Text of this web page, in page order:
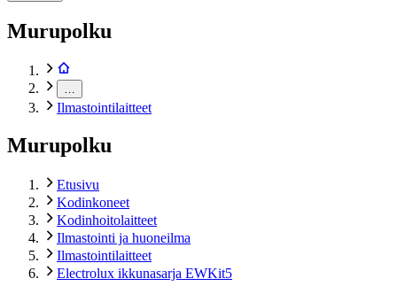
Murupolku
Ilmastointilaitteet
Murupolku
Etusivu
Kodinkoneet
Kodinhoitolaitteet
Ilmastointi ja huoneilma
Ilmastointilaitteet
Electrolux ikkunasarja EWKit5